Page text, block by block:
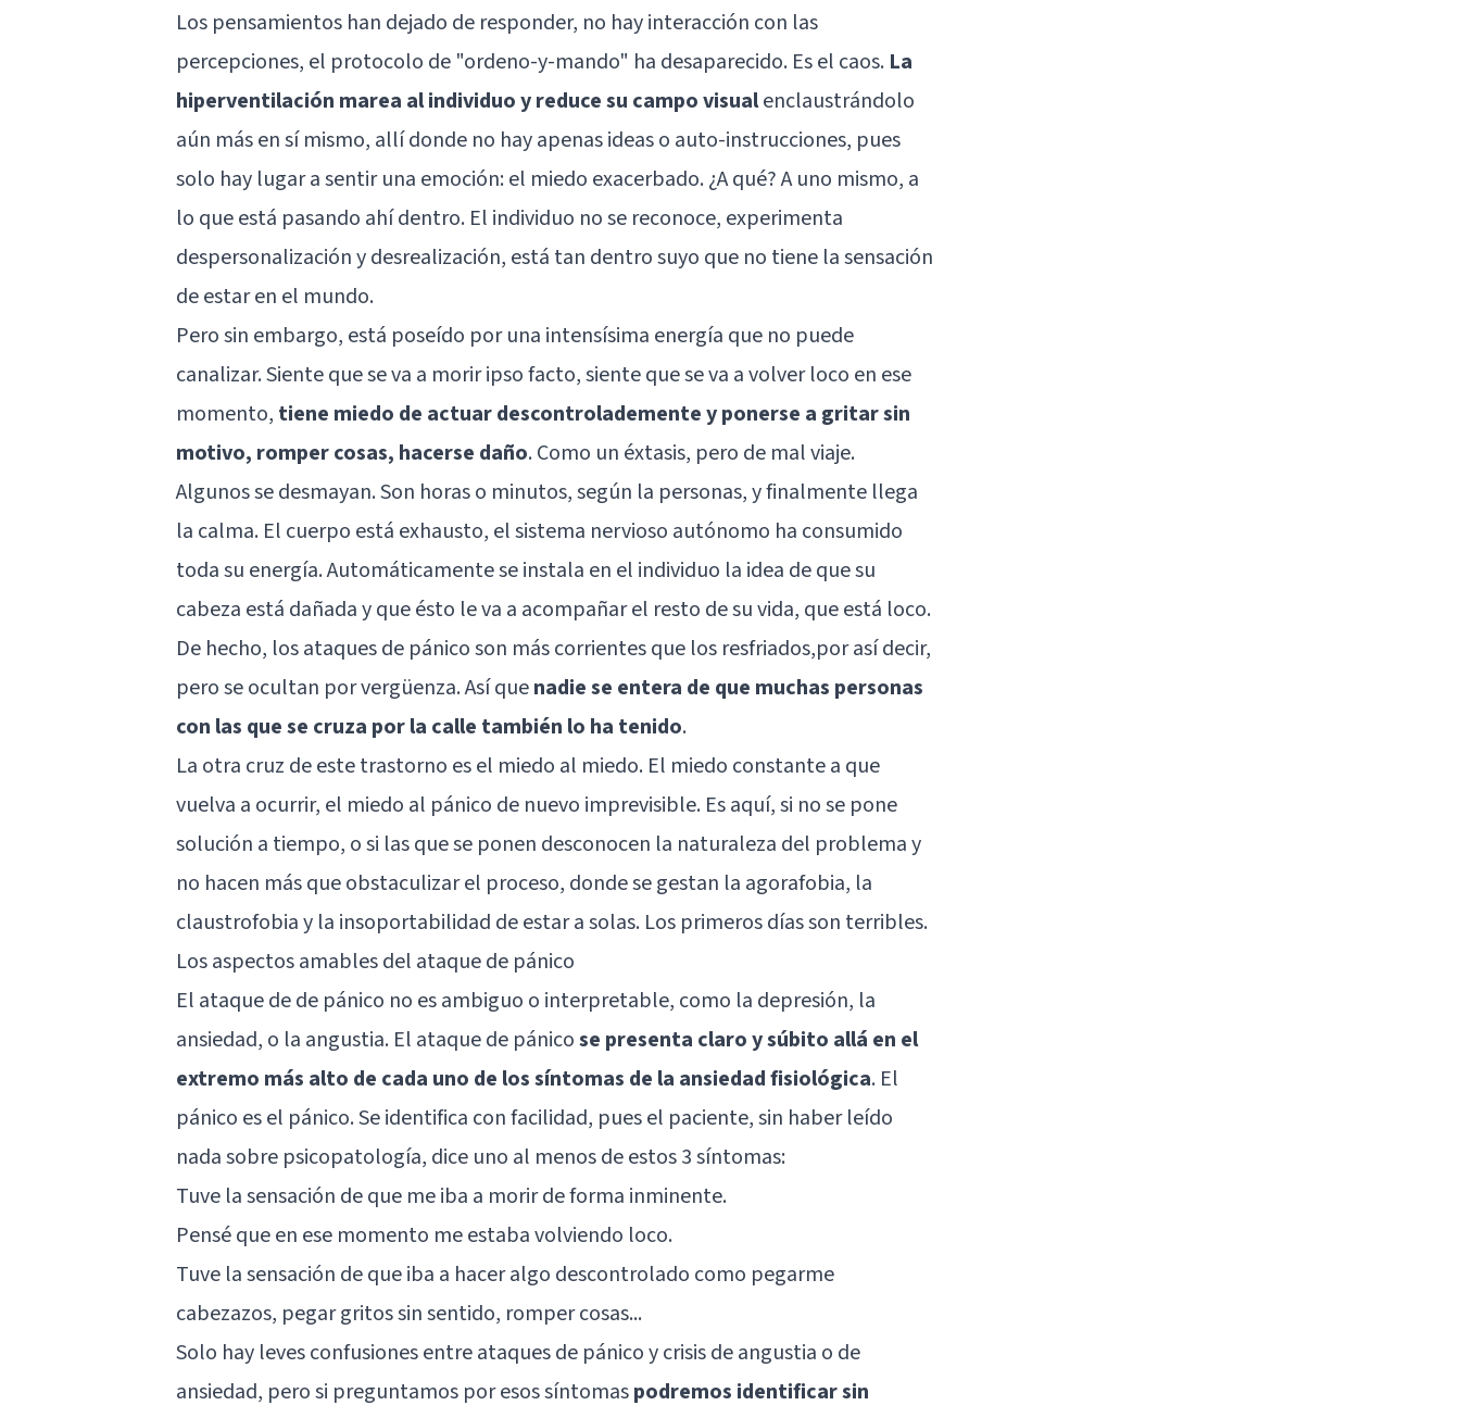
Los pensamientos han dejado de responder, no hay interacción con las
percepciones, el protocolo de "ordeno-y-mando" ha desaparecido. Es el caos. La
hiperventilación marea al individuo y reduce su campo visualenclaustrándolo
aún más en sí mismo, allí donde no hay apenas ideas o auto-instrucciones, pues
solo hay lugar a sentir una emoción: el miedo exacerbado. ¿A qué? A uno mismo, a
lo que está pasando ahí dentro. El individuo no se reconoce, experimenta
despersonalización y desrealización, está tan dentro suyo que no tiene la sensación
de estar en el mundo.
Pero sin embargo, está poseído por una intensísima energía que no puede
canalizar. Siente que se va a morir ipso facto, siente que se va a volver loco en ese
momento, tiene miedo de actuar descontrolademente y ponerse a gritar sin
motivo, romper cosas, hacerse daño. Como un éxtasis, pero de mal viaje.
Algunos se desmayan. Son horas o minutos, según la personas, y finalmente llega
la calma. El cuerpo está exhausto, el sistema nervioso autónomo ha consumido
toda su energía. Automáticamente se instala en el individuo la idea de que su
cabeza está dañada y que ésto le va a acompañar el resto de su vida, que está loco.
De hecho, los ataques de pánico son más corrientes que los resfriados,por así decir,
pero se ocultan por vergüenza. Así quenadie se entera de que muchas personas
con las que se cruza por la calle también lo ha tenido.
La otra cruz de este trastorno es el miedo al miedo. El miedo constante a que
vuelva a ocurrir, el miedo al pánico de nuevo imprevisible. Es aquí, si no se pone
solución a tiempo, o si las que se ponen desconocen la naturaleza del problema y
no hacen más que obstaculizar el proceso, donde se gestan la agorafobia, la
claustrofobia y la insoportabilidad de estar a solas. Los primeros días son terribles.
Los aspectos amables del ataque de pánico
El ataque de de pánico no es ambiguo o interpretable, como la depresión, la
ansiedad, o la angustia. El ataque de pánicose presenta claro y súbito allá en el
extremo más alto de cada uno de los síntomas de la ansiedad fisiológica. El
pánico es el pánico. Se identifica con facilidad, pues el paciente, sin haber leído
nada sobre psicopatología, dice uno al menos de estos 3 síntomas:
Tuve la sensación de que me iba a morir de forma inminente.
Pensé que en ese momento me estaba volviendo loco.
Tuve la sensación de que iba a hacer algo descontrolado como pegarme
cabezazos, pegar gritos sin sentido, romper cosas...
Solo hay leves confusiones entre ataques de pánico y crisis de angustia o de
ansiedad, pero si preguntamos por esos síntomaspodremos identificar sin